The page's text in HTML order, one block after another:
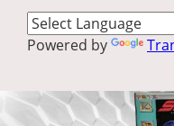
Powered by